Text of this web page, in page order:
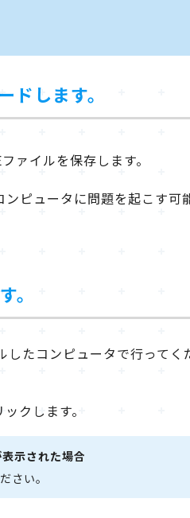
します。
ァイルを保存します。
ピュータに問題を起こす
。
たコンピュータで行ってく
クします。
示された場合
さい。